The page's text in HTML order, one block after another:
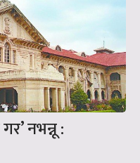
नभन्नू :